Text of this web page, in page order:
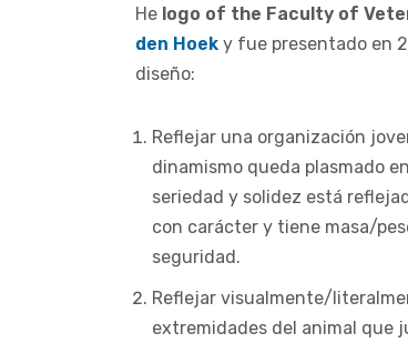
He logo of the Faculty of
den Hoek y fue presentado en
diseño:
Reflejar una organización
dinamismo queda plasmado
seriedad y solidez está
con carácter y tiene masa/
seguridad.
Reflejar visualmente/
extremidades del animal que